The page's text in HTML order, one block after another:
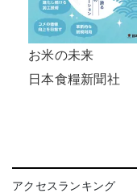
お米の未来
日本食糧新聞社
アクセスランキング